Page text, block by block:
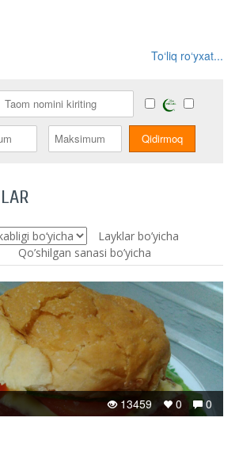
To‘liq ro‘yxat...
Layklar bo’yicha
Qo’shilgan sanasi bo’yicha
0
0
13459